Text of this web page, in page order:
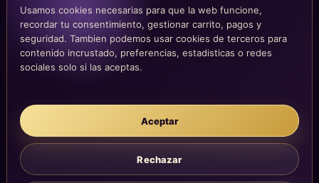
Usamos cookies necesarias para que la web funcione,
recordar tu consentimiento, gestionar carrito, pagos y
seguridad. Tambien podemos usar cookies de terceros para
contenido incrustado, preferencias, estadisticas o redes
sociales solo si las aceptas.
Aceptar
Rechazar
Checkout
Condiciones de compra
Envíos y devoluciones
Aviso legal
Cookies